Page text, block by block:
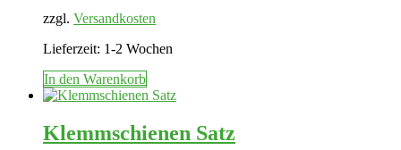
zzgl. Versandkosten
Lieferzeit: 1-2 Wochen
In den Warenkorb
Klemmschienen Satz